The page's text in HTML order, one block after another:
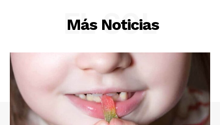
Más Noticias
EL SOL